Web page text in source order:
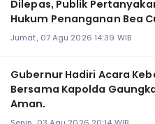
Dilepas, Publik
Hukum Penanganan Bea
Jumat, 07 Agu 2026 14:39 WIB
Gubernur Hadiri Acara
Bersama Kapolda
Aman.